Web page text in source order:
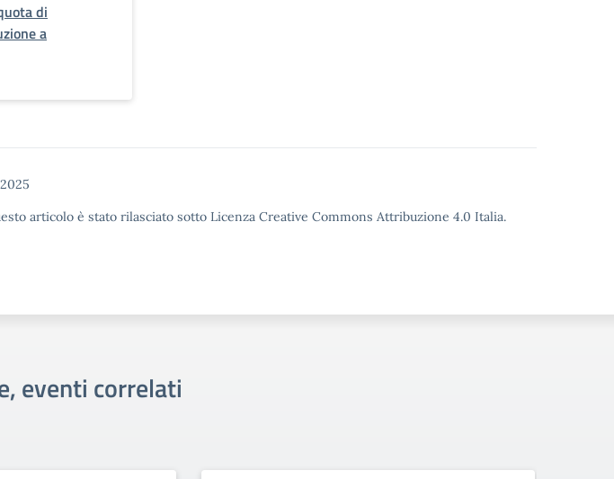
di
a
articolo è stato rilasciato sotto Licenza Creative Commons Attribuzione 4.0 Italia.
eventi correlati